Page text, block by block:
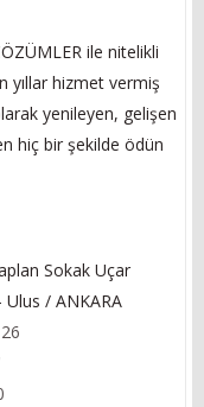
ile nitelikli
yıllar hizmet vermiş
yenileyen, gelişen
hiç bir şekilde ödün
Sokak Uçar
/ ANKARA